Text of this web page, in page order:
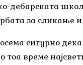
за сликање
сигурно
време